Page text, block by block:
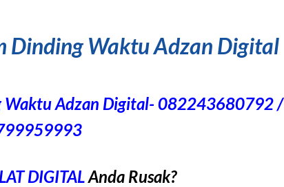
Dinding Waktu Adzan Digital
Waktu Adzan Digital- 082243680792 /
DIGITALAnda Rusak?